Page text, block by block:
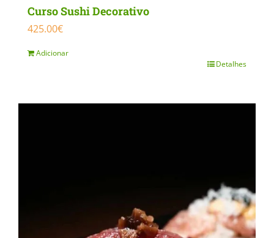
Curso Sushi Decorativo
425.00€
Adicionar
Detalhes